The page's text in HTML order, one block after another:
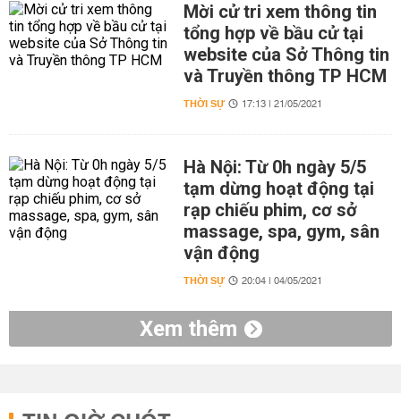
Mời cử tri xem thông tin
tổng hợp về bầu cử tại
website của Sở Thông tin
và Truyền thông TP HCM
THỜI SỰ 17:13 | 21/05/2021
Hà Nội: Từ 0h ngày 5/5
tạm dừng hoạt động tại
rạp chiếu phim, cơ sở
massage, spa, gym, sân
vận động
THỜI SỰ 20:04 | 04/05/2021
Xem thêm